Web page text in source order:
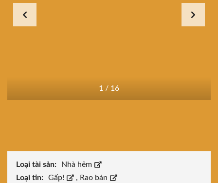
1 / 16
Loại tài sản:
Nhà hẻm
Loại tin:
Gấp! , Rao bán